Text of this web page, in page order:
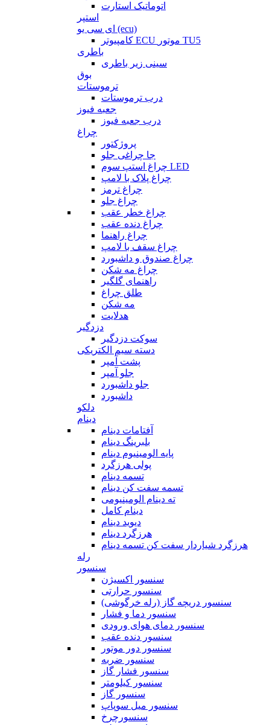
اتوماتیک استارت
استپر
ای سی یو (ecu)
کامپیوتر ECU موتور TU5
باطری
سینی زیر باطری
بوق
ترموستات
درب ترموستات
جعبه فیوز
درب جعبه فیوز
چراغ
پروژکتور
جا چراغی جلو
چراغ استپ سوم LED
چراغ پلاک با لامپ
چراغ ترمز
چراغ جلو
چراغ خطر عقب
چراغ دنده عقب
چراغ راهنما
چراغ سقف با لامپ
چراغ صندوق و داشبورد
چراغ مه شکن
راهنمای گلگیر
طلق چراغ
مه شکن
هدلایت
دزدگیر
سوکت دزدگیر
دسته سیم الکتریکی
پشت آمپر
جلو آمپر
جلو داشبورد
داشبورد
دلکو
دینام
آفتامات دینام
بلبرینگ دینام
پایه الومینیوم دینام
پولی هرزگرد
تسمه دینام
تسمه سفت کن دینام
ته دینام الومینیومی
دینام کامل
دیوید دینام
هرزگرد دینام
هرزگرد شیاردار سفت کن تسمه دینام
رله
سنسور
سنسور اکسیژن
سنسور حرارتی
سنسور دریچه گاز (رله خرگوشی)
سنسور دما و فشار
سنسور دمای هوای ورودی
سنسور دنده عقب
سنسور دور موتور
سنسور ضربه
سنسور فشار گاز
سنسور کیلومتر
سنسور گاز
سنسور میل سوپاپ
سنسورچرخ